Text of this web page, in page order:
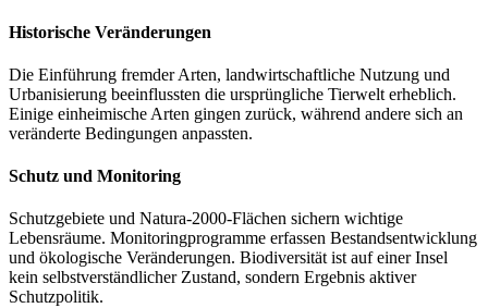
Historische Veränderungen
Die Einführung fremder Arten, landwirtschaftliche Nutzung und
Urbanisierung beeinflussten die ursprüngliche Tierwelt erheblich.
Einige einheimische Arten gingen zurück, während andere sich an
veränderte Bedingungen anpassten.
Schutz und Monitoring
Schutzgebiete und Natura-2000-Flächen sichern wichtige
Lebensräume. Monitoringprogramme erfassen Bestandsentwicklung
und ökologische Veränderungen. Biodiversität ist auf einer Insel
kein selbstverständlicher Zustand, sondern Ergebnis aktiver
Schutzpolitik.